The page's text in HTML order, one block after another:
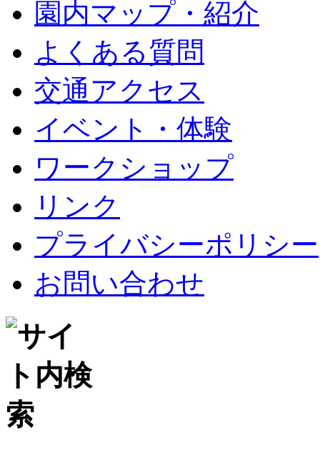
園内マップ・紹介
よくある質問
交通アクセス
イベント・体験
ワークショップ
リンク
プライバシーポリシー
お問い合わせ